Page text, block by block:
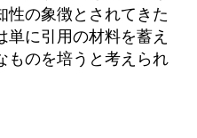
性の象徴とされてきた
に引用の材料を蓄え
ものを培うと考えられ